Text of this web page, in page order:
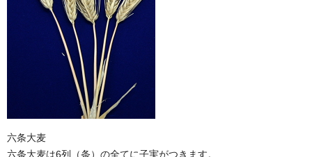
六条大麦
六条大麦は6列（条）の全てに子実がつきます。